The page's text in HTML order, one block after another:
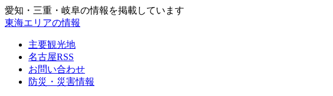
愛知・三重・岐阜の情報を掲載しています
東海エリアの情報
主要観光地
名古屋RSS
お問い合わせ
防災・災害情報